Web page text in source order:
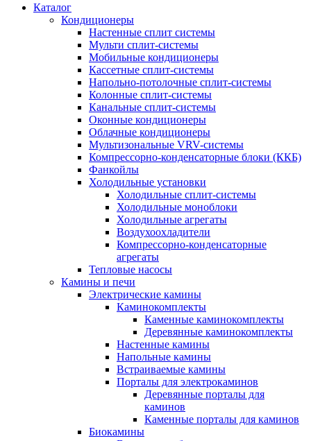
Каталог
Кондиционеры
Настенные сплит системы
Мульти сплит-системы
Мобильные кондиционеры
Кассетные сплит-системы
Напольно-потолочные сплит-системы
Колонные сплит-системы
Канальные сплит-системы
Оконные кондиционеры
Облачные кондиционеры
Мультизональные VRV-системы
Компрессорно-конденсаторные блоки (ККБ)
Фанкойлы
Холодильные установки
Холодильные сплит-системы
Холодильные моноблоки
Холодильные агрегаты
Воздухоохладители
Компрессорно-конденсаторные
агрегаты
Тепловые насосы
Камины и печи
Электрические камины
Каминокомплекты
Каменные каминокомплекты
Деревянные каминокомплекты
Настенные камины
Напольные камины
Встраиваемые камины
Порталы для электрокаминов
Деревянные порталы для
каминов
Каменные порталы для каминов
Биокамины